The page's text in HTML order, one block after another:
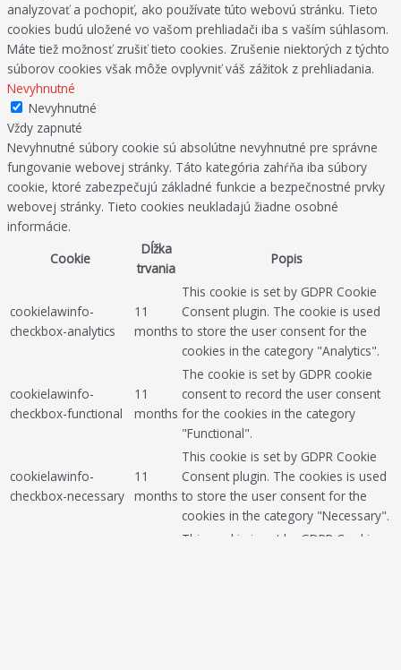
analyzovať a pochopiť, ako používate túto webovú stránku. Tieto
cookies budú uložené vo vašom prehliadači iba s vaším súhlasom.
Máte tiež možnosť zrušiť tieto cookies. Zrušenie niektorých z týchto
súborov cookies však môže ovplyvniť váš zážitok z prehliadania.
Nevyhnutné
Nevyhnutné
Vždy zapnuté
Nevyhnutné súbory cookie sú absolútne nevyhnutné pre správne
fungovanie webovej stránky. Táto kategória zahŕňa iba súbory
cookie, ktoré zabezpečujú základné funkcie a bezpečnostné prvky
webovej stránky. Tieto cookies neukladajú žiadne osobné
informácie.
Cookie
Dĺžka
trvania
Popis
cookielawinfo-
checkbox-analytics
11
months
This cookie is set by GDPR Cookie
Consent plugin. The cookie is used
to store the user consent for the
cookies in the category "Analytics".
cookielawinfo-
checkbox-functional
11
months
The cookie is set by GDPR cookie
consent to record the user consent
for the cookies in the category
"Functional".
cookielawinfo-
checkbox-necessary
11
months
This cookie is set by GDPR Cookie
Consent plugin. The cookies is used
to store the user consent for the
cookies in the category "Necessary".
This cookie is set by GDPR Cookie